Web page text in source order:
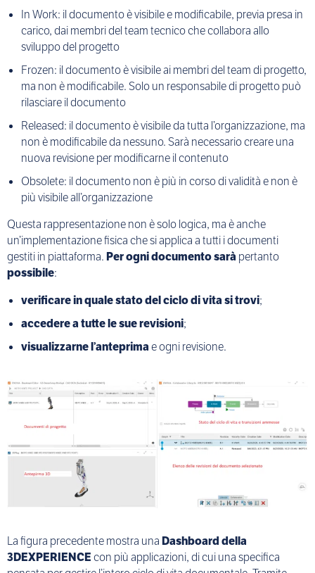
In Work: il documento è visibile e modificabile, previa presa in
carico, dai membri del team tecnico che collabora allo
sviluppo del progetto
Frozen: il documento è visibile ai membri del team di progetto,
ma non è modificabile. Solo un responsabile di progetto può
rilasciare il documento
Released: il documento è visibile da tutta l’organizzazione, ma
non è modificabile da nessuno. Sarà necessario creare una
nuova revisione per modificarne il contenuto
Obsolete: il documento non è più in corso di validità e non è
più visibile all’organizzazione
Questa rappresentazione non è solo logica, ma è anche
un’implementazione fisica che si applica a tutti i documenti
gestiti in piattaforma.Per ogni documento sarà pertanto
possibile:
verificare in quale stato del ciclo di vita si trovi;
accedere a tutte le sue revisioni;
visualizzarne l’anteprimae ogni revisione.
La figura precedente mostra unaDashboard della
3DEXPERIENCEcon più applicazioni, di cui una specifica